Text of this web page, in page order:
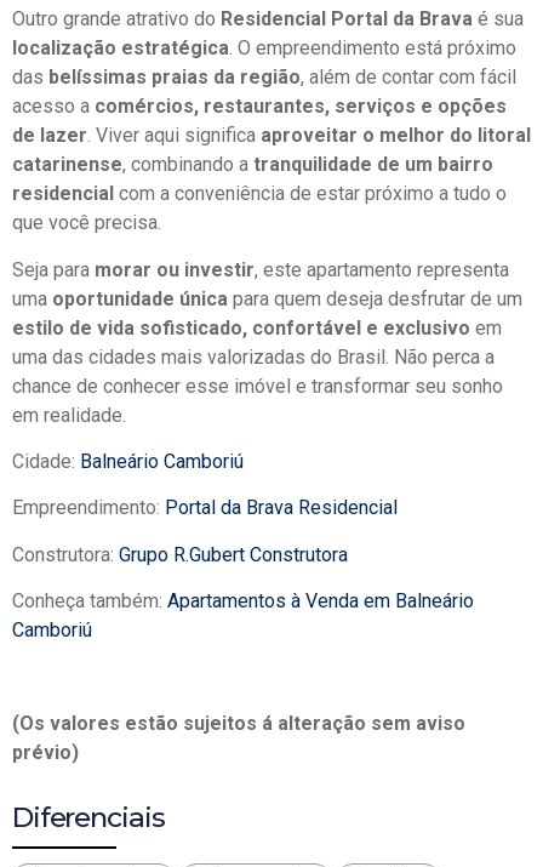
Outro grande atrativo do Residencial Portal da Brava é sua
localização estratégica. O empreendimento está próximo
das belíssimas praias da região, além de contar com fácil
acesso a comércios, restaurantes, serviços e opções
de lazer. Viver aqui significa aproveitar o melhor do litoral
catarinense, combinando a tranquilidade de um bairro
residencial com a conveniência de estar próximo a tudo o
que você precisa.
Seja para morar ou investir, este apartamento representa
uma oportunidade única para quem deseja desfrutar de um
estilo de vida sofisticado, confortável e exclusivo em
uma das cidades mais valorizadas do Brasil. Não perca a
chance de conhecer esse imóvel e transformar seu sonho
em realidade.
Cidade: Balneário Camboriú
Empreendimento: Portal da Brava Residencial
Construtora: Grupo R.Gubert Construtora
Conheça também: Apartamentos à Venda em Balneário
Camboriú
(Os valores estão sujeitos á alteração sem aviso
prévio)
Diferenciais